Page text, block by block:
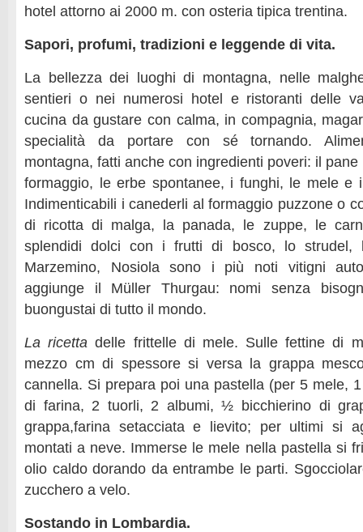
hotel attorno ai 2000 m. con osteria tipica trentina.
Sapori, profumi, tradizioni e leggende di vita.
La bellezza dei luoghi di montagna, nelle
sentieri o nei numerosi hotel e ristoranti delle
cucina da gustare con calma, in compagnia,
specialità da portare con sé tornando.
montagna, fatti anche con ingredienti poveri: il
formaggio, le erbe spontanee, i funghi, le mele e
Indimenticabili i canederli al formaggio puzzone o
di ricotta di malga, la panada, le zuppe, le
splendidi dolci con i frutti di bosco, lo strudel,
Marzemino, Nosiola sono i più noti vitigni
aggiunge il Müller Thurgau: nomi senza
buongustai di tutto il mondo.
La ricetta delle frittelle di mele. Sulle fettine di
mezzo cm di spessore si versa la grappa
cannella. Si prepara poi una pastella (per 5 mele,
di farina, 2 tuorli, 2 albumi, ½ bicchierino di
grappa,farina setacciata e lievito; per ultimi si
montati a neve. Immerse le mele nella pastella si
olio caldo dorando da entrambe le parti.
zucchero a velo.
Sostando in Lombardia.